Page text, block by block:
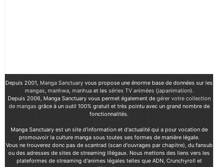
Depuis 2001, Manga Sanctuary vous propose une énorme base de données sur les
mangas, manhwa, manhuaet les séries TV animées (japanimation).
Depuis 2006, Manga Sanctuary vous permet également de gérer votre collection
de mangasgrâce à un outil 100% gratuit et très pointu avec un grand nombre de
fonctionnalités.
Manga Sanctuary est un site d'information et d'actualité qui a pour vocation de
promouvoir la culture manga sous toutes ses formes de manière légale.
Vous ne trouverez donc pas de scantrad (scan d'ouvrages par chapitre), du fansub
ou des adresses de sites de streaming illégaux. Nous mettons des liens vers les
plateformes de streaming d'animes légales telles que ADN, Crunchyroll et